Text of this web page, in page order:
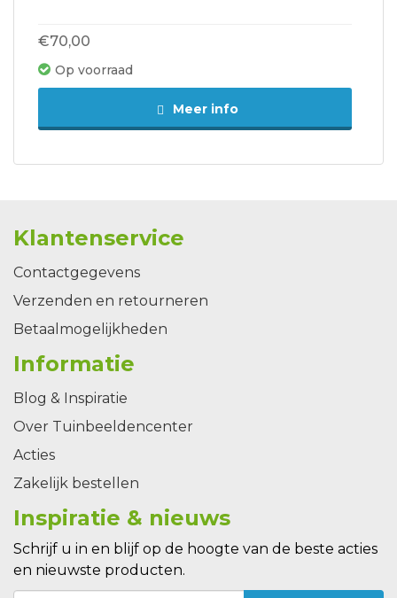
€70,00
Op voorraad
Meer info
Klantenservice
Contactgegevens
Verzenden en retourneren
Betaalmogelijkheden
Informatie
Blog & Inspiratie
Over Tuinbeeldencenter
Acties
Zakelijk bestellen
Inspiratie & nieuws
Schrijf u in en blijf op de hoogte van de beste acties
en nieuwste producten.